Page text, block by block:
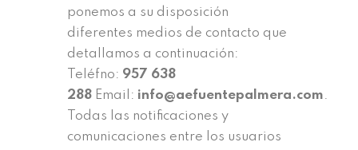
ponemos a su disposición
diferentes medios de contacto que
detallamos a continuación:
Teléfno: 957 638
288 Email: info@aefuentepalmera.com.
Todas las notificaciones y
comunicaciones entre los usuarios